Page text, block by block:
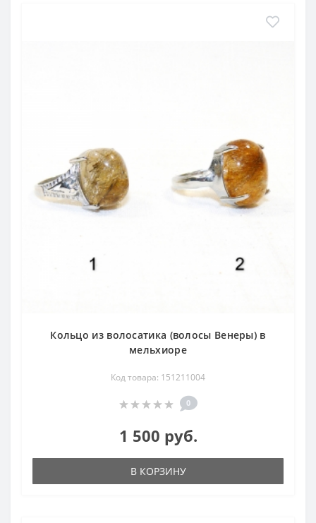
Кольцо из волосатика (волосы Венеры) в
мельхиоре
Код товара: 151211004
0
1 500 руб.
В КОРЗИНУ